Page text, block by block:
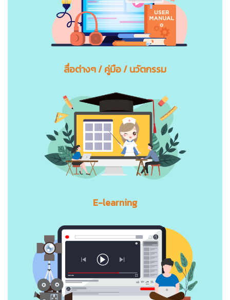
สื่อต่างๆ / คู่มือ / นวัตกรรม
E-learning